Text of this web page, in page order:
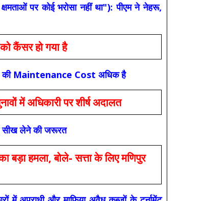
पर कोई भरोसा नहीं था"): पीएम ने नेहरू,
कैंसर हो गया है
की Maintenance Cost अधिक है
में अधिकारी पर शीर्ष अदालत
सीख लेने की जरूरत
हमला, बोले- सत्ता के लिए मणिपुर